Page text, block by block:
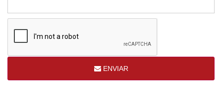
ENVIAR